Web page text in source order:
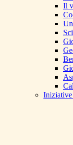
Il